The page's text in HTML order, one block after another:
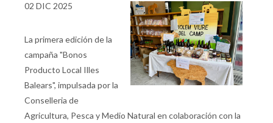
02 DIC 2025
La primera edición de la
campaña "Bonos
Producto Local Illes
Balears", impulsada por la
Conselleria de
Agricultura, Pesca y Medio Natural en colaboración con la